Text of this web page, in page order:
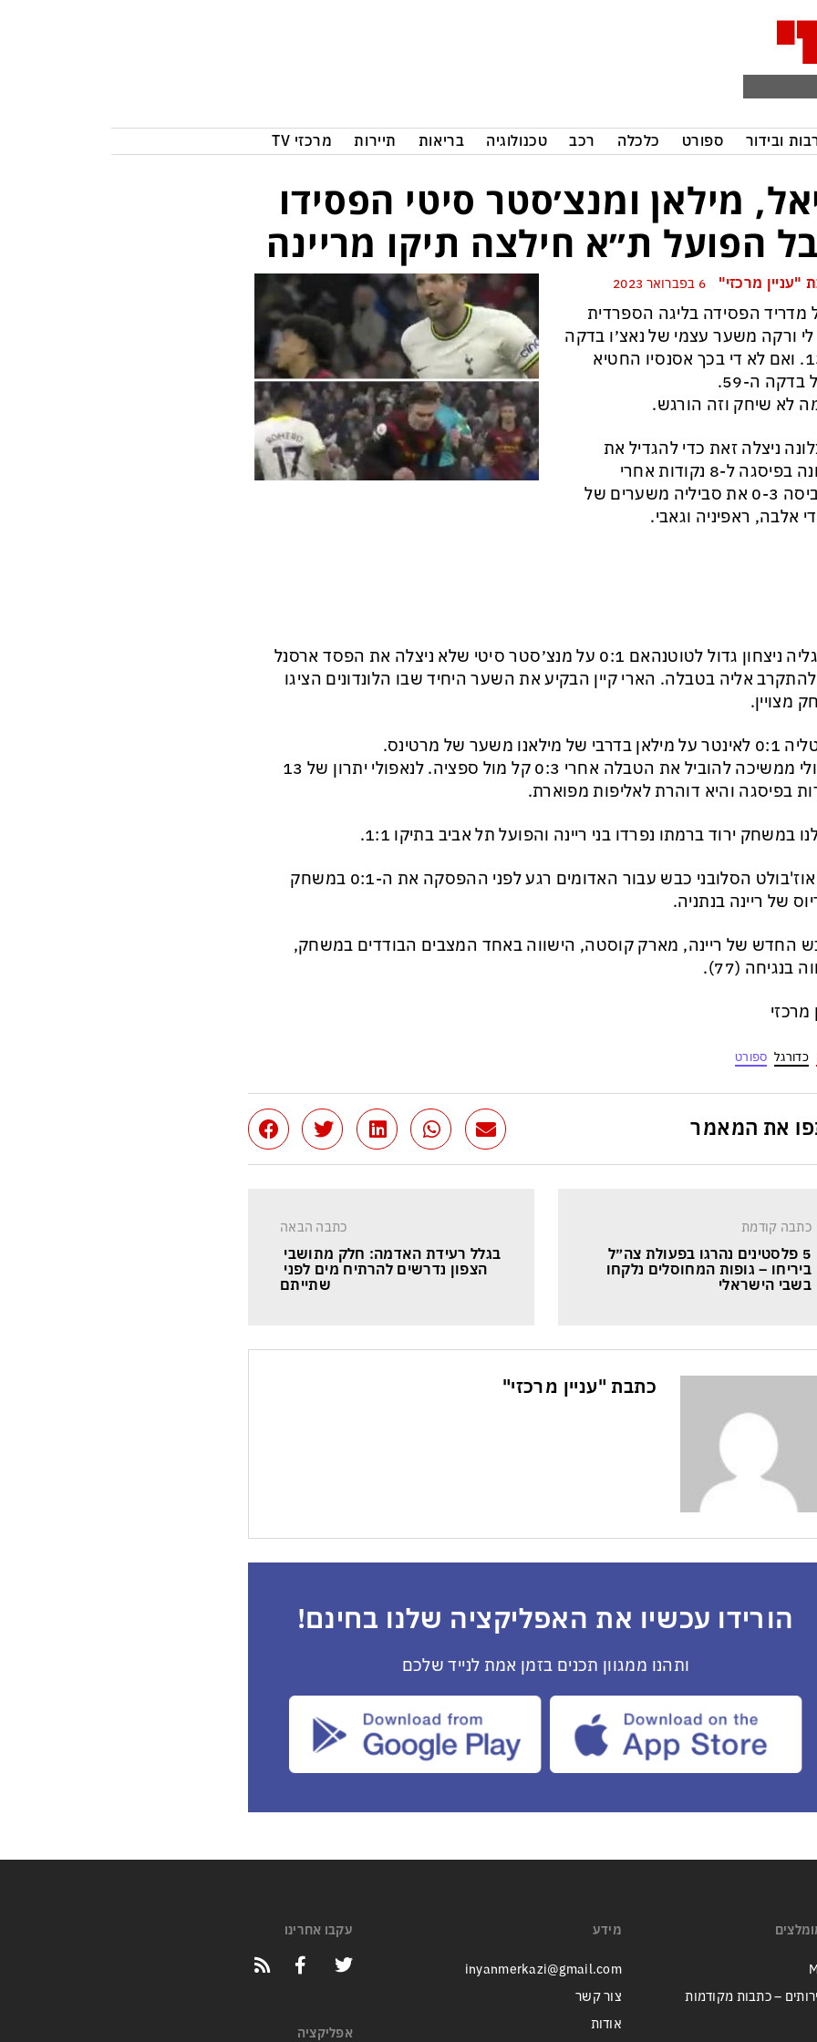
ובידור ספורט כלכלה רכב טכנולוגיה בריאות תיירות מרכזי TV
מילאן ומנצ׳סטר סיטי הפסידו
הפועל ת״א חילצה תיקו מריינה
"עניין מרכזי"
מדריד הפסידה בליגה הספרדית
1:0 לי ורקה משער עצמי של נאצ׳ו בדקה
ה-13. ואם לא די בכך אסנסיו החטיא
בדקה ה-59.
לא שיחק וזה הורגש.
ניצלה זאת כדי להגדיל את
יתרונה בפיסגה ל-8 נקודות אחרי
שהביסה 0-3 את סביליה משערים של
אלבה, ראפיניה וגאבי.
באנגליה ניצחון גדול לטוטנהאם 0:1 על מנצ׳סטר סיטי שלא ניצלה את הפסד ארסנל
להתקרב אליה בטבלה. הארי קיין הבקיע את השער היחיד שבו הלונדונים הציגו
מצויין.
של מילאנו משער של מרטינס.
נאפולי ממשיכה להוביל את הטבלה אחרי 0:3 קל מול ספציה. לנאפולי יתרון של 13
בפיסגה והיא דוהרת לאליפות מפוארת.
במשחק ירוד ברמתו נפרדו בני ריינה והפועל תל אביב בתיקו 1:1.
אלן אוז'בולט הסלובני כבש עבור האדומים רגע לפני ההפסקה את ה-0:1 במשחק
של ריינה בנתניה.
החדש של ריינה, מארק קוסטה, הישווה באחד המצבים הבודדים במשחק,
בנגיחה (77).
מרכזי
כדורגל ספורט
את המאמר
כתבה קודמת
5 פלסטינים נהרגו בפעולת צה״ל
ביריחו – גופות המחוסלים נלקחו
בשבי הישראלי
כתבה הבאה
בגלל רעידת האדמה: חלק מתושבי
הצפון נדרשים להרתיח מים לפני
שתייתם
כתבת "עניין מרכזי"
הורידו עכשיו את האפליקציה שלנו בחינם!
ותהנו ממגוון תכנים בזמן אמת לנייד שלכם
– כתבות מקודמות
מידע
inyanmerkazi@gmail.com
צור קשר
אודות
עקבו אחרינו
אפליקציה